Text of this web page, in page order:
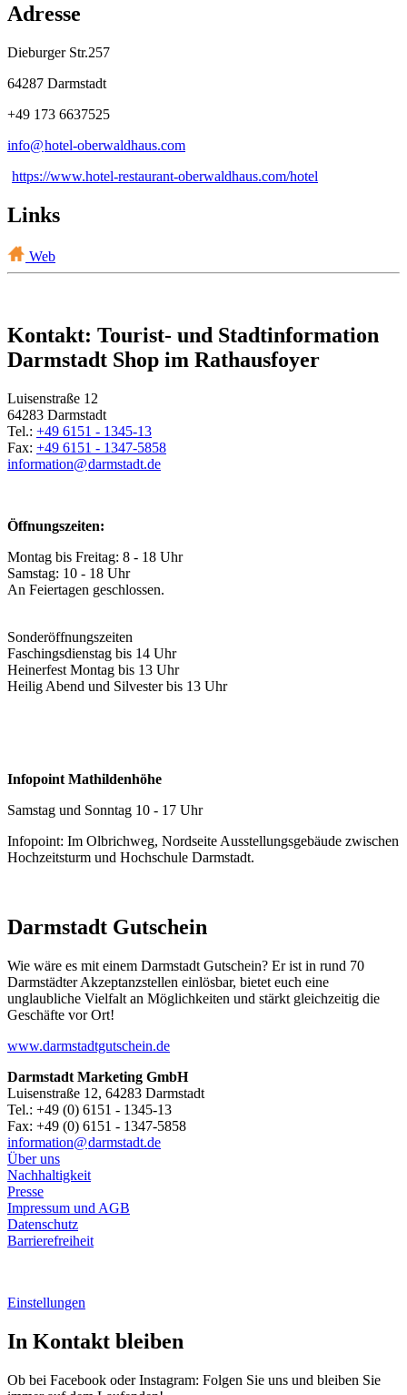
Adresse
Dieburger Str.257
64287 Darmstadt
+49 173 6637525
info@hotel-oberwaldhaus.com
https://www.hotel-restaurant-oberwaldhaus.com/hotel
Links
Web
Kontakt: Tourist- und Stadtinformation
Darmstadt Shop im Rathausfoyer
Luisenstraße 12
64283 Darmstadt
Tel.: +49 6151 - 1345-13
Fax: +49 6151 - 1347-5858
information@darmstadt.de
Öffnungszeiten:
Montag bis Freitag: 8 - 18 Uhr
Samstag: 10 - 18 Uhr
An Feiertagen geschlossen.
Sonderöffnungszeiten
Faschingsdienstag bis 14 Uhr
Heinerfest Montag bis 13 Uhr
Heilig Abend und Silvester bis 13 Uhr
Infopoint Mathildenhöhe
Samstag und Sonntag 10 - 17 Uhr
Infopoint: Im Olbrichweg, Nordseite Ausstellungsgebäude zwischen
Hochzeitsturm und Hochschule Darmstadt.
Darmstadt Gutschein
Wie wäre es mit einem Darmstadt Gutschein? Er ist in rund 70
Darmstädter Akzeptanzstellen einlösbar, bietet euch eine
unglaubliche Vielfalt an Möglichkeiten und stärkt gleichzeitig die
Geschäfte vor Ort!
www.darmstadtgutschein.de
Darmstadt Marketing GmbH
Luisenstraße 12, 64283 Darmstadt
Tel.: +49 (0) 6151 - 1345-13
Fax: +49 (0) 6151 - 1347-5858
information@darmstadt.de
Über uns
Nachhaltigkeit
Presse
Impressum und AGB
Datenschutz
Barrierefreiheit
Einstellungen
In Kontakt bleiben
Ob bei Facebook oder Instagram: Folgen Sie uns und bleiben Sie